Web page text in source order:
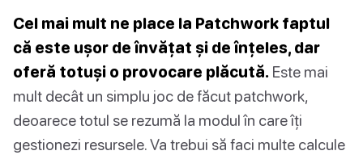
Cel mai mult ne place la Patchwork faptul
că este ușor de învățat și de înțeles, dar
oferă totuși o provocare plăcută. Este mai
mult decât un simplu joc de făcut patchwork,
deoarece totul se rezumă la modul în care îți
gestionezi resursele. Va trebui să faci multe calcule